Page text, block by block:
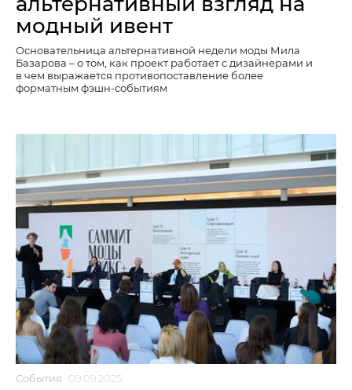
модный ивент
Основательница альтернативной недели моды Мила
Базарова – о том, как проект работает с дизайнерами и
в чем выражается противопоставление более
форматным фэшн-событиям
События 09.09.2025